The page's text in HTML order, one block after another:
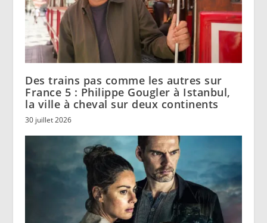
Des trains pas comme les autres sur
France 5 : Philippe Gougler à Istanbul,
la ville à cheval sur deux continents
30 juillet 2026